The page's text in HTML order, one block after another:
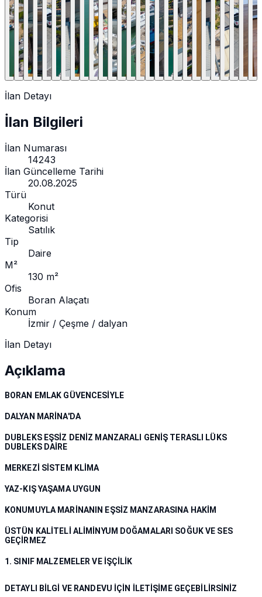
İlan Detayı
İlan Bilgileri
İlan Numarası
14243
İlan Güncelleme Tarihi
20.08.2025
Türü
Konut
Kategorisi
Satılık
Tip
Daire
M²
130 m²
Ofis
Boran Alaçatı
Konum
İzmir / Çeşme / dalyan
İlan Detayı
Açıklama
BORAN EMLAK GÜVENCESİYLE
DALYAN MARİNA'DA
DUBLEKS EŞSİZ DENİZ MANZARALI​ GENİŞ TERASLI LÜKS
DUBLEKS DAİRE
MERKEZİ SİSTEM KLİMA
YAZ-KIŞ YAŞAMA UYGUN
KONUMUYLA MARİNANIN EŞSİZ MANZARASINA HAKİM
ÜSTÜN KALİTELİ ALİMİNYUM DOĞAMALARI SOĞUK VE SES
GEÇİRMEZ
1. SINIF MALZEMELER VE İŞÇİLİK
DETAYLI BİLGİ VE RANDEVU İÇİN İLETİŞİME GEÇEBİLİRSİNİZ